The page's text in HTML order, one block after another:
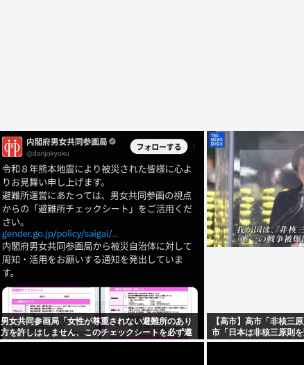
男女共同参画局「女性が尊重されない避難所のあり
方を許しはしません、このチェックシートを必ず遵
守してください」
【高市】高市「非核三
市「日本は非核三原則
国として…」お目々パ